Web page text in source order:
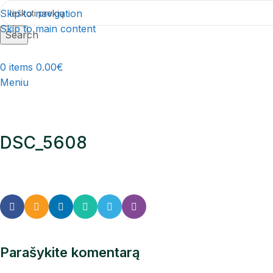
Skip to navigation
Skip to main content
Search
0 items 0.00€
Meniu
DSC_5608
Parašykite komentarą